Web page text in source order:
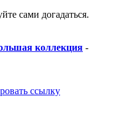
сами догадаться.
коллекция -
ссылку